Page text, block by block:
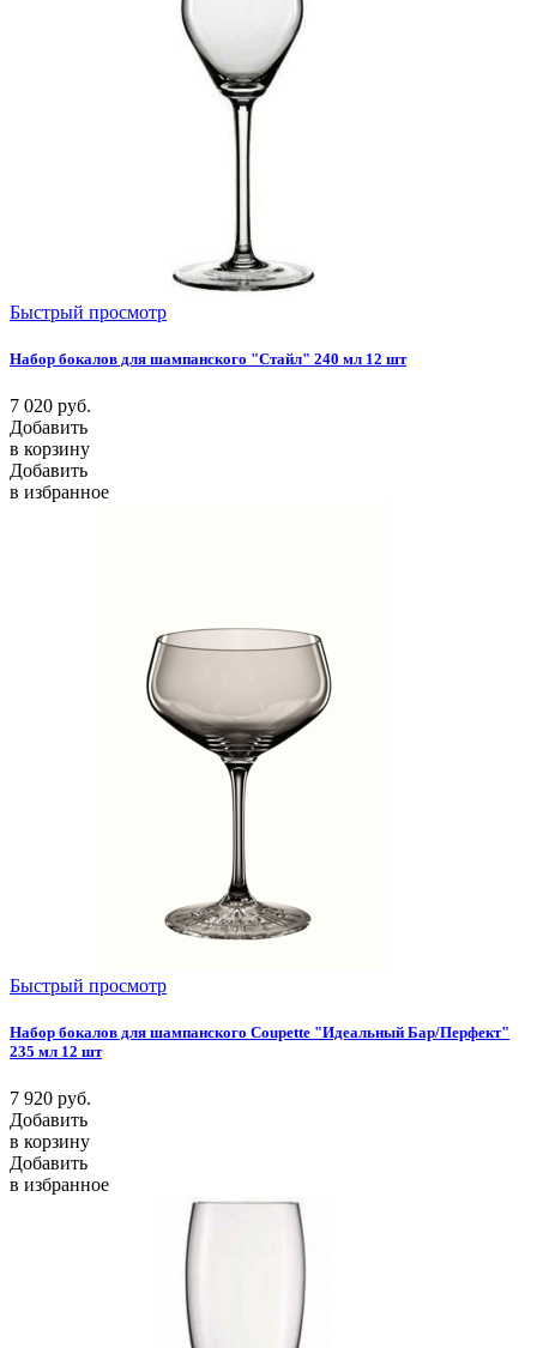
Быстрый просмотр
Набор бокалов для шампанского "Стайл" 240 мл 12 шт
7 020 руб.
Добавить
в корзину
Добавить
в избранное
Быстрый просмотр
Набор бокалов для шампанского Сoupette "Идеальный Бар/Перфект"
235 мл 12 шт
7 920 руб.
Добавить
в корзину
Добавить
в избранное